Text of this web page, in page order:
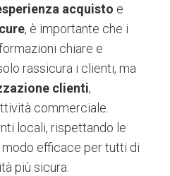
acquisto e
, è importante che i
chiare e
rassicura i clienti, ma
clienti,
commerciale.
locali, rispettando le
efficace per tutti di
più sicura.